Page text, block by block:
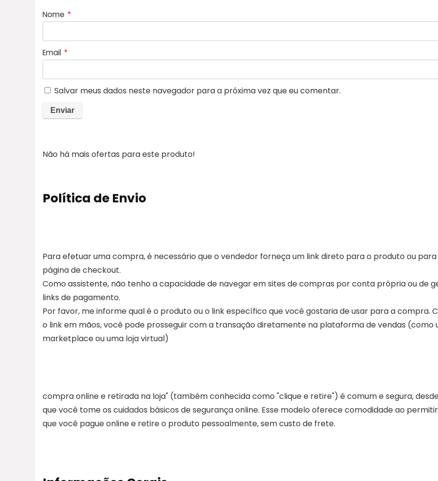
Nome *
Email *
Salvar meus dados neste navegador para a próxima vez que eu comentar.
Não há mais ofertas para este produto!
Política de Envio
Para efetuar uma compra, é necessário que o vendedor forneça um link direto para o produto ou
página de checkout.
Como assistente, não tenho a capacidade de navegar em sites de compras por conta própria ou de
links de pagamento.
Por favor, me informe qual é o produto ou o link específico que você gostaria de usar para a compra.
o link em mãos, você pode prosseguir com a transação diretamente na plataforma de vendas (como
marketplace ou uma loja virtual)
compra online e retirada na loja" (também conhecida como "clique e retire") é comum e segura,
que você tome os cuidados básicos de segurança online. Esse modelo oferece comodidade ao permitir
que você pague online e retire o produto pessoalmente, sem custo de frete.